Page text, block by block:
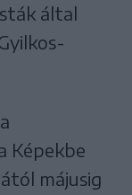
által
Képekbe
májusig